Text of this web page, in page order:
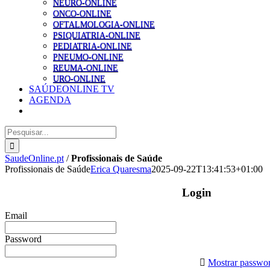
NEURO-ONLINE
ONCO-ONLINE
OFTALMOLOGIA-ONLINE
PSIQUIATRIA-ONLINE
PEDIATRIA-ONLINE
PNEUMO-ONLINE
REUMA-ONLINE
URO-ONLINE
SAÚDEONLINE TV
AGENDA
Pesquisar
SaudeOnline.pt /Profissionais de Saúde
Profissionais de SaúdeErica Quaresma2025-09-22T13:41:53+01:00
Login
Email
Password
Mostrar